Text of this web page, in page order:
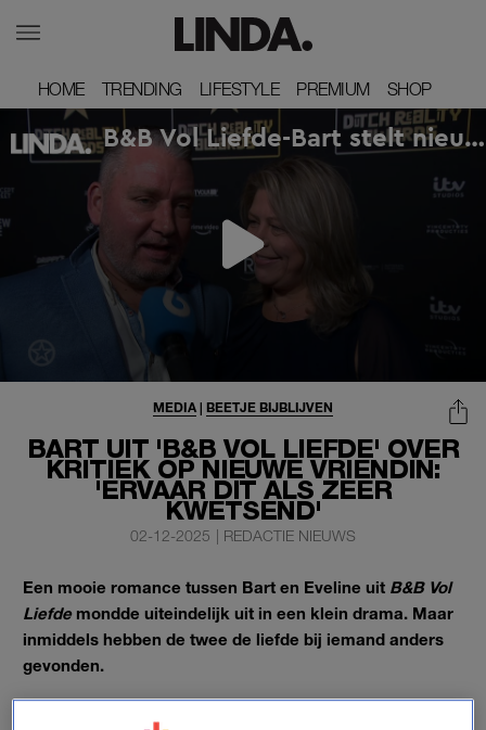
HOME
HOME TRENDING
TRENDING LIFESTYLE
LIFESTYLE PREMIUM
PREMIUM SHOP
SHOP
BART UIT 'B&B VOL LIEFDE' OVER
KRITIEK OP NIEUWE VRIENDIN:
'ERVAAR DIT ALS ZEER
KWETSEND'
MEDIA | BEETJE BIJBLIJVEN
02-12-2025 | REDACTIE NIEUWS
Een mooie romance tussen Bart en Eveline uit B&B Vol
Liefdemondde uiteindelijk uit in een klein drama. Maar
inmiddels hebben de twee de liefde bij iemand anders
gevonden.
Eveline is in shock als ze hoort hoelang Bart de vrouw al kent.